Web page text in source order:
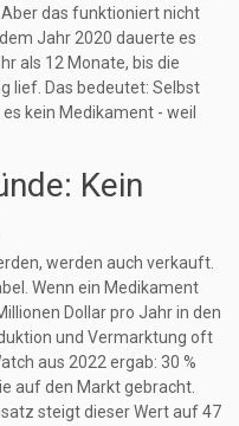
das funktioniert nicht
Jahr 2020 dauerte es
als 12 Monate, bis die
lief. Das bedeutet: Selbst
kein Medikament - weil
Kein
werden auch verkauft.
Wenn ein Medikament
Dollar pro Jahr in den
und Vermarktung oft
aus 2022 ergab: 30 %
auf den Markt gebracht.
steigt dieser Wert auf 47